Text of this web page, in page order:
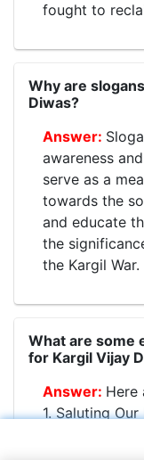
fought to
Why are
Diwas?
awareness
serve as a
towards the
and educate
the
the Kargil War.
What are some
for Kargil Vijay
Here
1. Saluting Our
Bravery